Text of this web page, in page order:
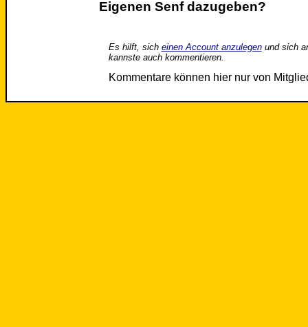
Eigenen Senf dazugeben?
Es hilft, sich einen Account anzulegenund sich
kannste auch kommentieren.
Kommentare können hier nur von